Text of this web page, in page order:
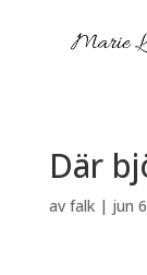
Där
av falk| jun